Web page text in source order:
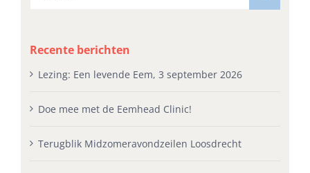
Recente berichten
Lezing: Een levende Eem, 3 september 2026
Doe mee met de Eemhead Clinic!
Terugblik Midzomeravondzeilen Loosdrecht